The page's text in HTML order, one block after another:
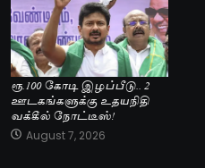
ரூ.100 கோடி இழப்பீடு.. 2
ஊடகங்களுக்கு உதயநிதி
வக்கீல் நோட்டீஸ்!
August 7, 2026